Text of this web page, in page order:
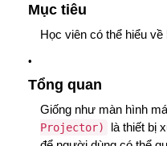
Mục tiêu
Học viên có thể hiểu
Tổng quan
Giống như màn hình
Projector)
là thiết bị